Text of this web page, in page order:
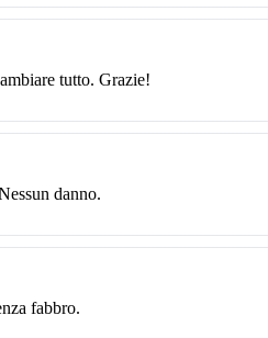
tutto. Grazie!
danno.
fabbro.